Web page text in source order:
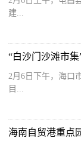
建...
“白沙门沙滩市
2月6日下午，海口
目...
海南自贸港重点